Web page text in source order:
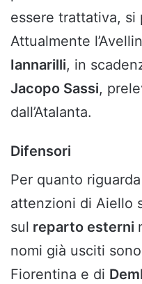
essere trattativa, si
Attualmente
Iannarilli, in
Jacopo Sassi,
dall’Atalanta.
Difensori
Per quanto
attenzioni di Aiello
sul reparto esterni
nomi già usciti
Fiorentina e di